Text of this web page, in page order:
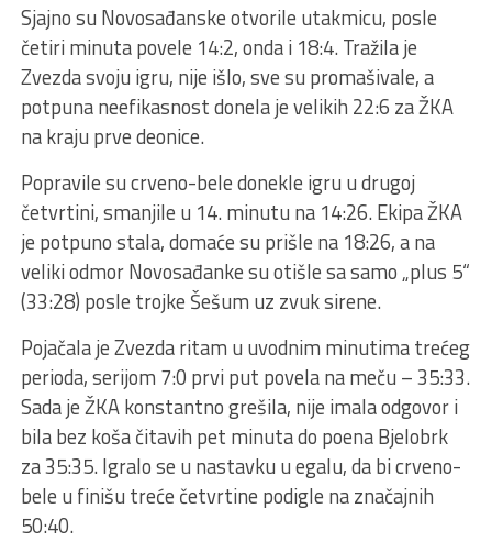
Sjajno su Novosađanske otvorile utakmicu, posle
četiri minuta povele 14:2, onda i 18:4. Tražila je
Zvezda svoju igru, nije išlo, sve su promašivale, a
potpuna neefikasnost donela je velikih 22:6 za ŽKA
na kraju prve deonice.
Popravile su crveno-bele donekle igru u drugoj
četvrtini, smanjile u 14. minutu na 14:26. Ekipa ŽKA
je potpuno stala, domaće su prišle na 18:26, a na
veliki odmor Novosađanke su otišle sa samo „plus 5“
(33:28) posle trojke Šešum uz zvuk sirene.
Pojačala je Zvezda ritam u uvodnim minutima trećeg
perioda, serijom 7:0 prvi put povela na meču – 35:33.
Sada je ŽKA konstantno grešila, nije imala odgovor i
bila bez koša čitavih pet minuta do poena Bjelobrk
za 35:35. Igralo se u nastavku u egalu, da bi crveno-
bele u finišu treće četvrtine podigle na značajnih
50:40.